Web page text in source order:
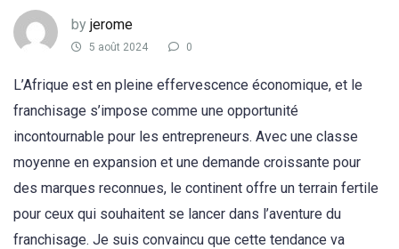
by jerome
5 août 2024 0
L’Afrique est en pleine effervescence économique, et le
franchisage s’impose comme une opportunité
incontournable pour les entrepreneurs. Avec une classe
moyenne en expansion et une demande croissante pour
des marques reconnues, le continent offre un terrain fertile
pour ceux qui souhaitent se lancer dans l’aventure du
franchisage. Je suis convaincu que cette tendance va